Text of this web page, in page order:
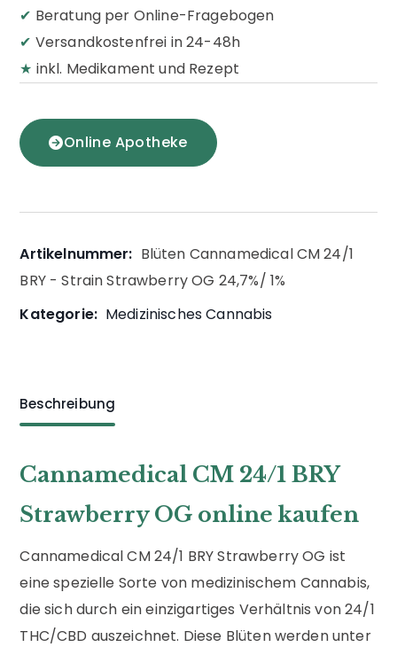
✔ Beratung per Online-Fragebogen
✔ Versandkostenfrei in 24-48h
★ inkl. Medikament und Rezept
Online Apotheke
Artikelnummer: Blüten Cannamedical CM 24/1
BRY - Strain Strawberry OG 24,7%/ 1%
Kategorie: Medizinisches Cannabis
Beschreibung
Cannamedical CM 24/1 BRY
Strawberry OG online kaufen
Cannamedical CM 24/1 BRY Strawberry OG ist
eine spezielle Sorte von medizinischem Cannabis,
die sich durch ein einzigartiges Verhältnis von 24/1
THC/CBD auszeichnet. Diese Blüten werden unter